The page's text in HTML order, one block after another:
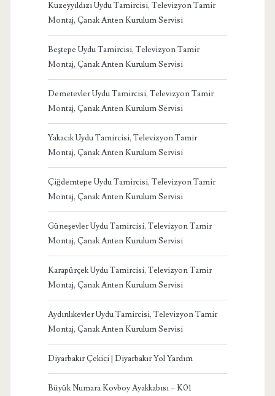
Kuzeyyıldızı Uydu Tamircisi, Televizyon Tamir
Montaj, Çanak Anten Kurulum Servisi
Beştepe Uydu Tamircisi, Televizyon Tamir
Montaj, Çanak Anten Kurulum Servisi
Demetevler Uydu Tamircisi, Televizyon Tamir
Montaj, Çanak Anten Kurulum Servisi
Yakacık Uydu Tamircisi, Televizyon Tamir
Montaj, Çanak Anten Kurulum Servisi
Çiğdemtepe Uydu Tamircisi, Televizyon Tamir
Montaj, Çanak Anten Kurulum Servisi
Güneşevler Uydu Tamircisi, Televizyon Tamir
Montaj, Çanak Anten Kurulum Servisi
Karapürçek Uydu Tamircisi, Televizyon Tamir
Montaj, Çanak Anten Kurulum Servisi
Aydınlıkevler Uydu Tamircisi, Televizyon Tamir
Montaj, Çanak Anten Kurulum Servisi
Diyarbakır Çekici | Diyarbakır Yol Yardım
Büyük Numara Kovboy Ayakkabısı – K01